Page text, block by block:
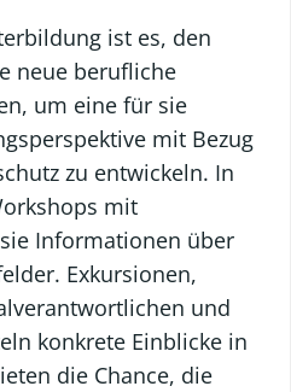
ist es, den
neue berufliche
um eine für sie
mit Bezug
zu entwickeln. In
mit
Informationen über
Exkursionen,
und
konkrete Einblicke in
die Chance, die